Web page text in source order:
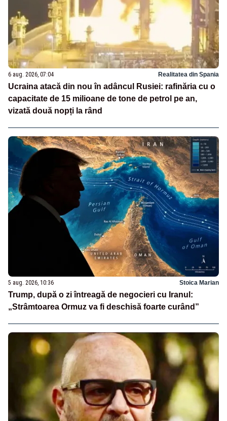
6 aug. 2026, 07:04 Realitatea din Spania
Ucraina atacă din nou în adâncul Rusiei: rafinăria cu o
capacitate de 15 milioane de tone de petrol pe an,
vizată două nopți la rând
5 aug. 2026, 10:36 Stoica Marian
Trump, după o zi întreagă de negocieri cu Iranul:
„Strâmtoarea Ormuz va fi deschisă foarte curând”